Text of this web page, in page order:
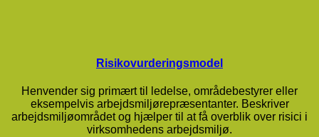
Risikovurderingsmodel
Henvender sig primært til ledelse, områdebestyrer eller
eksempelvis arbejdsmiljørepræsentanter. Beskriver
arbejdsmiljøområdet og hjælper til at få overblik over risici i
virksomhedens arbejdsmiljø.